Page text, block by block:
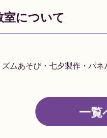
室について
ムあそび・七夕製作・パ
一覧